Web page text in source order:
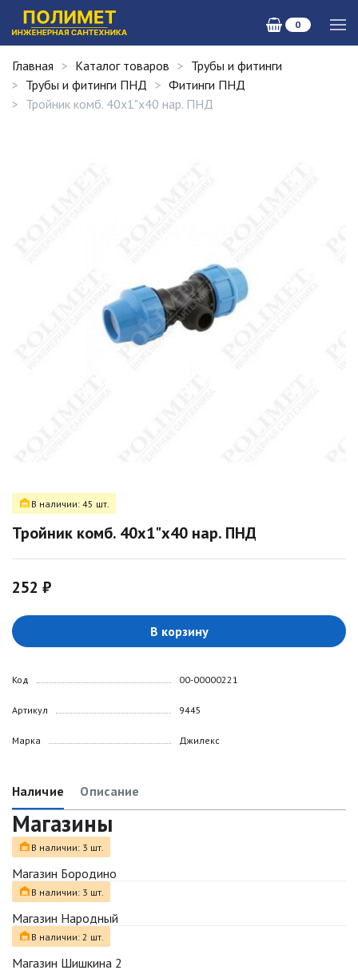
0
Главная Каталог товаров
Трубы и фитинги
Трубы и фитинги ПНД
Фитинги ПНД
Тройник комб. 40х1"х40 нар. ПНД
В наличии: 45 шт.
Тройник комб. 40х1"х40 нар. ПНД
252 ₽
В корзину
Код
Артикул
Марка
00-00000221
9445
Джилекс
Наличие Описание
Магазины
В наличии: 3 шт.
Магазин Бородино
В наличии: 3 шт.
Магазин Народный
В наличии: 2 шт.
Магазин Шишкина 2